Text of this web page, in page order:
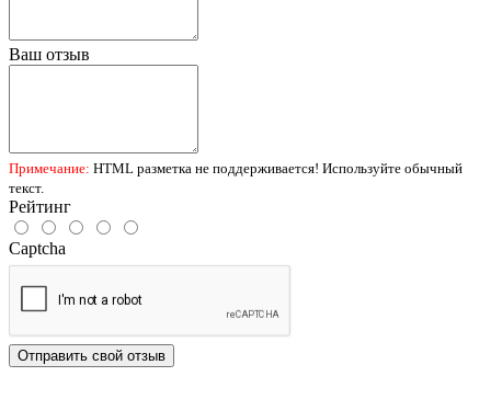
Ваш отзыв
Примечание: HTML разметка не поддерживается! Используйте обычный
текст.
Рейтинг
Captcha
Отправить свой отзыв